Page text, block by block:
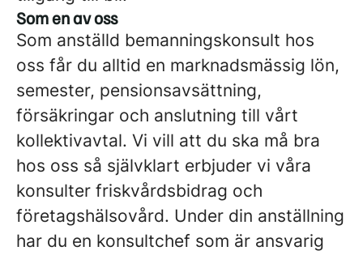
Som en av oss
Som anställd bemanningskonsult hos
oss får du alltid en marknadsmässig lön,
semester, pensionsavsättning,
försäkringar och anslutning till vårt
kollektivavtal. Vi vill att du ska må bra
hos oss så självklart erbjuder vi våra
konsulter friskvårdsbidrag och
företagshälsovård. Under din anställning
har du en konsultchef som är ansvarig